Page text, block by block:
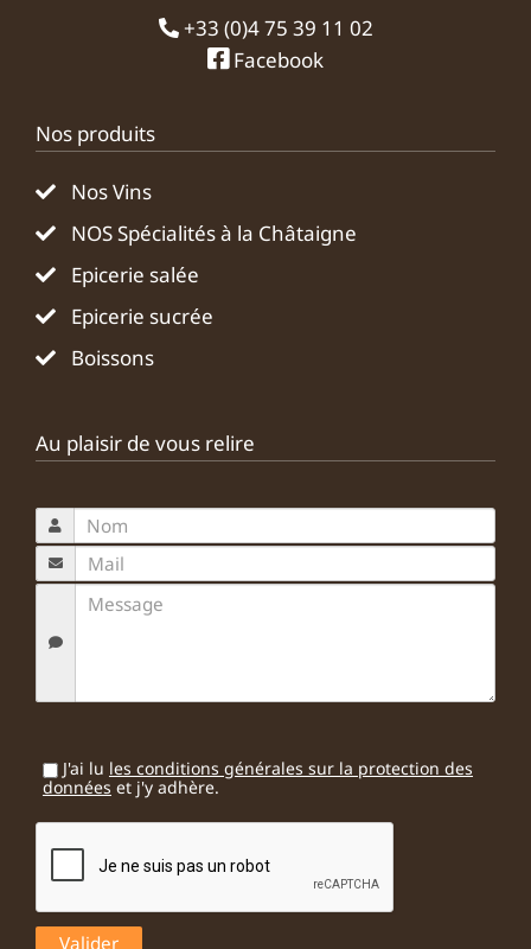
+33 (0)4 75 39 11 02
Facebook
Nos produits
Nos Vins
NOS Spécialités à la Châtaigne
Epicerie salée
Epicerie sucrée
Boissons
Au plaisir de vous relire
J'ai lu les conditions générales sur la protection des
données et j'y adhère.